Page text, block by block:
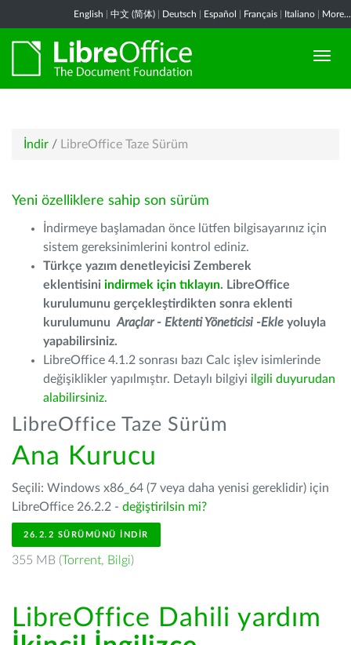
English 中文 (简体) Deutsch Español Français Italiano More...
İndir / LibreOffice Taze Sürüm
Yeni özelliklere sahip son sürüm
İndirmeye başlamadan önce lütfen bilgisayarınız için
sistem gereksinimlerini kontrol ediniz.
Türkçe yazım denetleyicisi Zemberek
eklentisini indirmek için tıklayın. LibreOffice
kurulumunu gerçekleştirdikten sonra eklenti
kurulumunu Araçlar - Ektenti Yöneticisi -Ekle yoluyla
yapabilirsiniz.
LibreOffice 4.1.2 sonrası bazı Calc işlev isimlerinde
değişiklikler yapılmıştır. Detaylı bilgiyi ilgili duyurudan
alabilirsiniz.
LibreOffice Taze Sürüm
Ana Kurucu
Seçili: Windows x86_64 (7 veya daha yenisi gereklidir) için
LibreOffice 26.2.2 - değiştirilsin mi?
26.2.2 SÜRÜMÜNÜ İNDIR
355 MB (Torrent, Bilgi)
LibreOffice Dahili yardım